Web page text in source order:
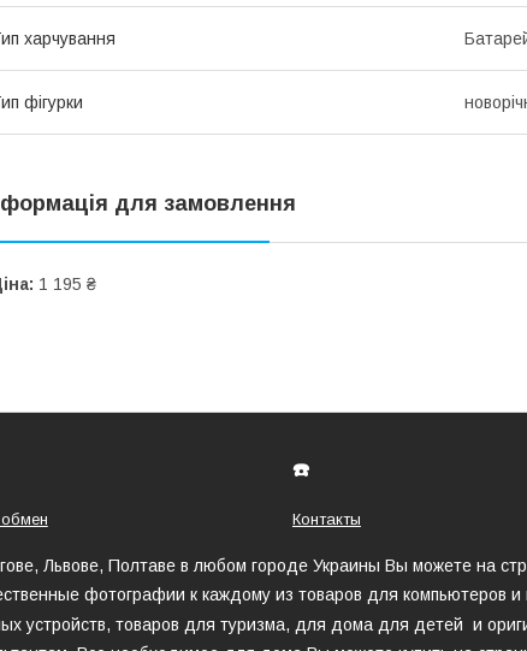
харчування
фігурки
для замовлення
1 195 ₴
☎️
Контакты
Львове, Полтаве в любом городе Украины Вы можете на
фотографии к каждому из товаров для компьютеров
устройств, товаров для туризма, для дома для детей и